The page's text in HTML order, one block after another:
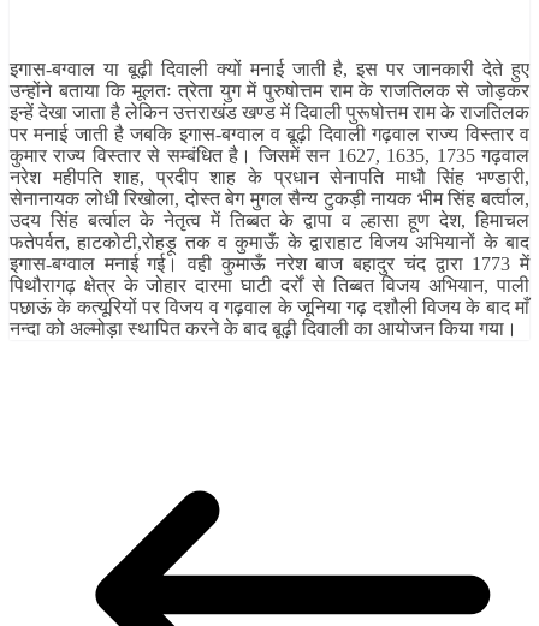
इगास-बग्वाल या बूढ़ी दिवाली क्यों मनाई जाती है, इस पर जानकारी देते हुए
उन्होंने बताया कि मूलतः त्रेता युग में पुरुषोत्तम राम के राजतिलक से जोड़कर
इन्हें देखा जाता है लेकिन उत्तराखंड खण्ड में दिवाली पुरूषोत्तम राम के राजतिलक
पर मनाई जाती है जबकि इगास-बग्वाल व बूढ़ी दिवाली गढ़वाल राज्य विस्तार व
कुमार राज्य विस्तार से सम्बंधित है। जिसमें सन 1627, 1635, 1735 गढ़वाल
नरेश महीपति शाह, प्रदीप शाह के प्रधान सेनापति माधौ सिंह भण्डारी,
सेनानायक लोधी रिखोला, दोस्त बेग मुगल सैन्य टुकड़ी नायक भीम सिंह बर्त्वाल,
उदय सिंह बर्त्वाल के नेतृत्व में तिब्बत के द्वापा व ल्हासा हूण देश, हिमाचल
फतेपर्वत, हाटकोटी,रोहड़ू तक व कुमाऊँ के द्वाराहाट विजय अभियानों के बाद
इगास-बग्वाल मनाई गई। वही कुमाऊँ नरेश बाज बहादुर चंद द्वारा 1773 में
पिथौरागढ़ क्षेत्र के जोहार दारमा घाटी दर्रों से तिब्बत विजय अभियान, पाली
पछाऊं के कत्यूरियों पर विजय व गढ़वाल के जूनिया गढ़ दशौली विजय के बाद माँ
नन्दा को अल्मोड़ा स्थापित करने के बाद बूढ़ी दिवाली का आयोजन किया गया।